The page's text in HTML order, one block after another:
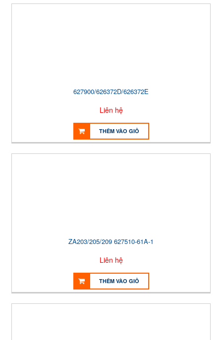
627900/626372D/626372E
Liên hệ
THÊM VÀO GIỎ
ZA203/205/209 627510-61A-1
Liên hệ
THÊM VÀO GIỎ